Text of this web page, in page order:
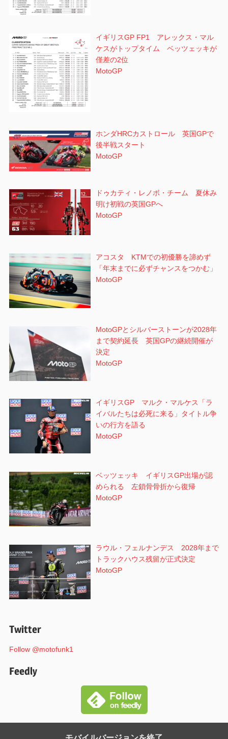
イギリスGP FP1 アレックス・マル
ケスがトップタイム ベッツェッキが
僅差の2位
MotoGP
ホンダHRCカストロール 英国GPで
後半戦スタート
MotoGP
ドゥカティ・レノボ・チーム 夏休み
明け初戦の英国GPへ
MotoGP
アコスタ KTMでの初優勝を諦めず
「年末までに必ずチャンスをつかむ」
MotoGP
MotoGPとシルバーストーンが2028年
まで契約延長 英国GPの継続開催が
決定
MotoGP
イギリスGP マルク・マルケス「ラ
イバルたちは必死に来る」タイトル争
いの行方を語る
MotoGP
ベッツェッキ イギリスGP出場が認
められる 左鎖骨骨折から復帰
MotoGP
ラウル・フェルナンデス 2028年まで
トラックハウス残留が正式決定
MotoGP
Twitter
Follow @motofunk1
Feedly